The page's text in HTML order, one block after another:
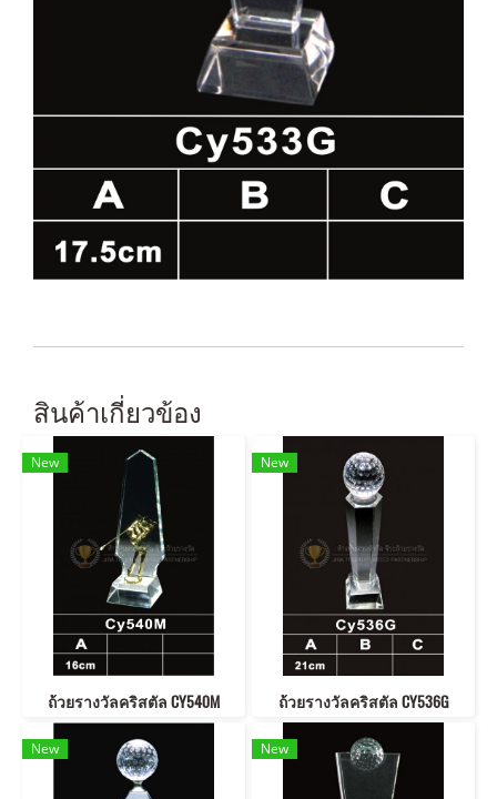
สินค้าเกี่ยวข้อง
New
ถ้วยรางวัลคริสตัล CY540M
New
ถ้วยรางวัลคริสตัล CY536G
New New